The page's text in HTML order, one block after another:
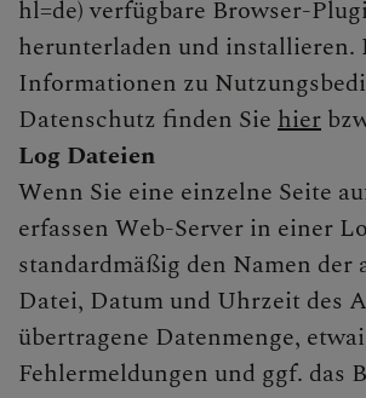
hl=de) verfügbare Browser-
herunterladen und installieren.
Informationen zu
Datenschutz finden Sie hier
Log Dateien
Wenn Sie eine einzelne Seite
erfassen Web-Server in einer
standardmäßig den Namen der
Datei, Datum und Uhrzeit des
übertragene Datenmenge,
Fehlermeldungen und ggf. das